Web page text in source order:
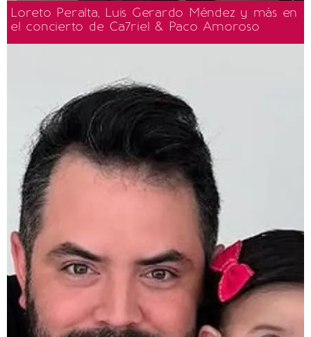
Loreto Peralta, Luis Gerardo Méndez y más en
el concierto de Ca7riel & Paco Amoroso